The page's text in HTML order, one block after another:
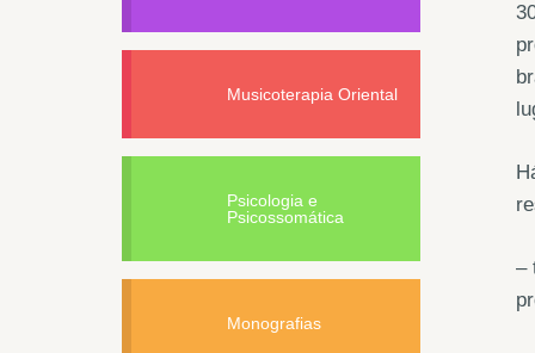
–
Musicoterapia Oriental
Psicologia e
Psicossomática
Monografias